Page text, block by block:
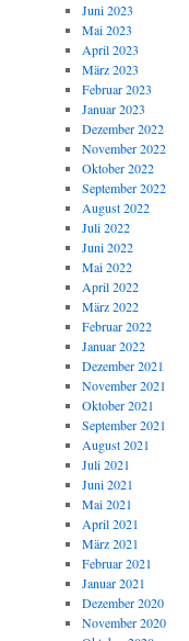
Juni 2023
Mai 2023
April 2023
März 2023
Februar 2023
Januar 2023
Dezember 2022
November 2022
Oktober 2022
September 2022
August 2022
Juli 2022
Juni 2022
Mai 2022
April 2022
März 2022
Februar 2022
Januar 2022
Dezember 2021
November 2021
Oktober 2021
September 2021
August 2021
Juli 2021
Juni 2021
Mai 2021
April 2021
März 2021
Februar 2021
Januar 2021
Dezember 2020
November 2020